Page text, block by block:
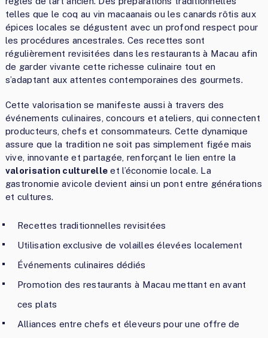
telles que le coq au vin macaanais ou les canards rôtis aux
épices locales se dégustent avec un profond respect pour
les procédures ancestrales. Ces recettes sont
régulièrement revisitées dans les restaurants à Macau afin
de garder vivante cette richesse culinaire tout en
s’adaptant aux attentes contemporaines des gourmets.
Cette valorisation se manifeste aussi à travers des
événements culinaires, concours et ateliers, qui connectent
producteurs, chefs et consommateurs. Cette dynamique
assure que la tradition ne soit pas simplement figée mais
vive, innovante et partagée, renforçant le lien entre la
valorisation culturelle et l’économie locale. La
gastronomie avicole devient ainsi un pont entre générations
et cultures.
Recettes traditionnelles revisitées
Utilisation exclusive de volailles élevées localement
Événements culinaires dédiés
Promotion des restaurants à Macau mettant en avant
ces plats
Alliances entre chefs et éleveurs pour une offre de